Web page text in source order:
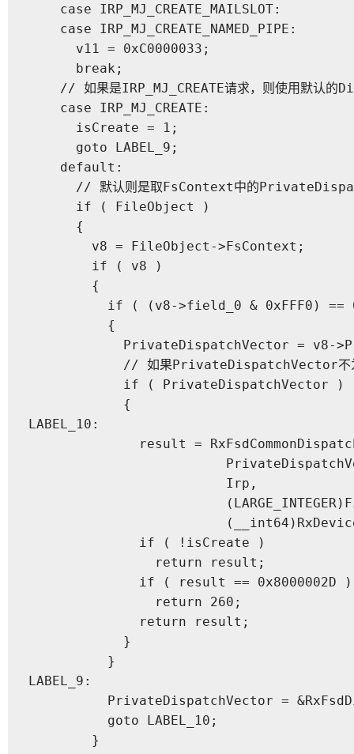
    case IRP_MJ_CREATE_MAILSLOT:
    case IRP_MJ_CREATE_NAMED_PIPE:
      v11 = 0xC0000033;
      break;
// 如果是IRP_MJ_CREATE请求，则使用默认
    case IRP_MJ_CREATE:
      isCreate = 1;
      goto LABEL_9;
    default:
// 默认则是取FsContext中的
      if ( FileObject )
      {
        v8 = FileObject->FsContext;
        if ( v8 )
        {
if ( (v8->field_0 & 0xFFF0) ==
          {
PrivateDispatchVector = v8-
// 如果PrivateDispatchVector不
            if ( PrivateDispatchVector )
            {
LABEL_10:
result =
                         Irp,
              if ( !isCreate )
                return result;
              if ( result == 0x8000002D )
                return 260;
              return result;
            }
          }
LABEL_9:
PrivateDispatchVector =
          goto LABEL_10;
        }